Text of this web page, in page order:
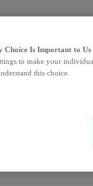
Choice Is Important to Us
to make your
this choice.